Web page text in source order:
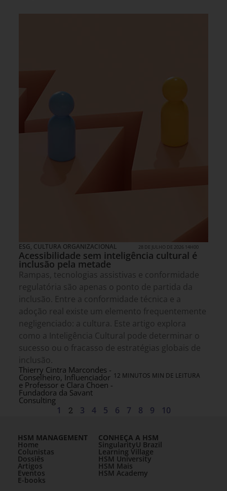
ESG, CULTURA ORGANIZACIONAL 28 DE JULHO DE 2026 14H00
Acessibilidade sem inteligência cultural é
inclusão pela metade
Rampas, tecnologias assistivas e conformidade
regulatória são apenas o ponto de partida da
inclusão. Entre a conformidade técnica e a
adoção real existe um elemento frequentemente
negligenciado: a cultura. Este artigo explora
como a Inteligência Cultural pode determinar o
sucesso ou o fracasso de estratégias globais de
inclusão.
Thierry Cintra Marcondes -
Conselheiro, Influenciador
e Professor e Clara Choen -
Fundadora da Savant
Consulting
12 MINUTOS MIN DE LEITURA
1 2 3 4 5 6 7 8 9 10
HSM MANAGEMENT
Home
Colunistas
Dossiês
Artigos
Eventos
E-books
CONHEÇA A HSM
SingularityU Brazil
Learning Village
HSM University
HSM Mais
HSM Academy